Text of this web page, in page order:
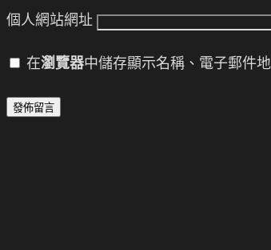
個人網站網址
在瀏覽器中儲存顯示名稱、電子郵件